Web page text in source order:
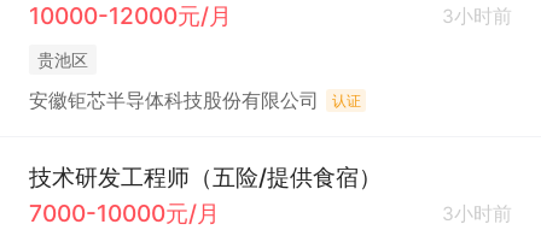
10000-12000元/月
3小时前
贵池区
安徽钜芯半导体科技股份有限公司 认证
技术研发工程师（五险/提供食宿）
7000-10000元/月
3小时前